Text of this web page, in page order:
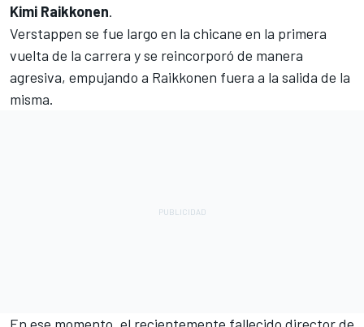
Kimi Raikkonen.
Verstappen se fue largo en la chicane en la primera
vuelta de la carrera y se reincorporó de manera
agresiva, empujando a Raikkonen fuera a la salida de la
misma.